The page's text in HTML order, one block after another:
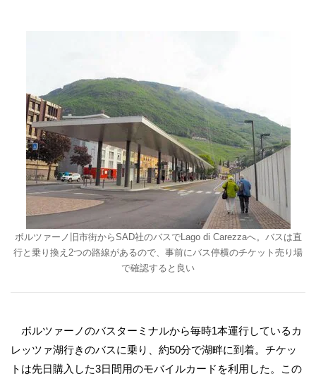
ボルツァーノ旧市街からSAD社のバスでLago di Carezzaへ。バスは直
行と乗り換え2つの路線があるので、事前にバス停横のチケット売り場
で確認すると良い
ボルツァーノのバスターミナルから毎時1本運行しているカ
レッツァ湖行きのバスに乗り、約50分で湖畔に到着。チケッ
トは先日購入した3日間用のモバイルカードを利用した。この